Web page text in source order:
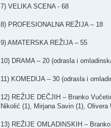
7) VELIKA SCENA - 68
8) PROFESIONALNA REŽIJA – 18
9) AMATERSKA REŽIJA – 55
10) DRAMA – 20 (odrasla i
11) KOMEDIJA – 30 (odrasla i
12) REŽIJE DEČJIH – Branko
Nikolić (1), Mirjana Savin (1), Olivera
13) REŽIJE OMLADINSKIH –